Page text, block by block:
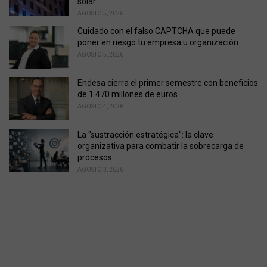
AGOSTO 5, 2026
Cuidado con el falso CAPTCHA que puede
poner en riesgo tu empresa u organización
AGOSTO 5, 2026
Endesa cierra el primer semestre con beneficios
de 1.470 millones de euros
AGOSTO 4, 2026
La "sustracción estratégica": la clave
organizativa para combatir la sobrecarga de
procesos
AGOSTO 3, 2026